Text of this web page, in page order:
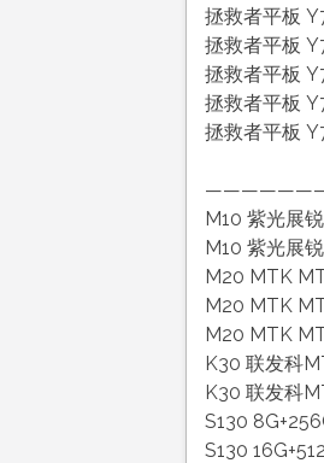
拯救者平板
拯救者平板
拯救者平板
拯救者平板
拯救者平板
M10 紫光展
M10 紫光展
M20 MTK
M20 MTK
M20 MTK
K30 联发科
K30 联发科
S130
S130